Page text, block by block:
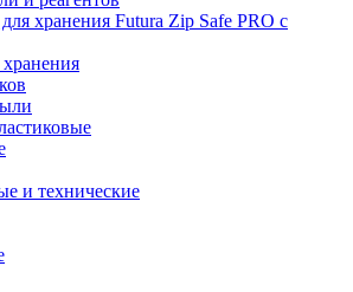
хранения Futura Zip Safe PRO с
и технические